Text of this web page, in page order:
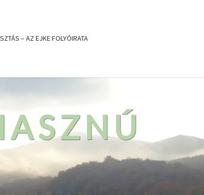
– AZ EJKE FOLYÓIRATA